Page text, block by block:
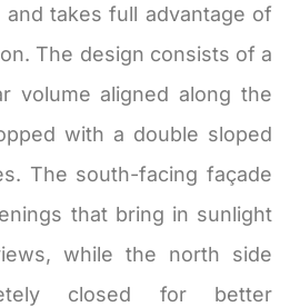
takes full advantage of
The design consists of a
volume aligned along the
with a double sloped
The south-facing façade
that bring in sunlight
while the north side
closed for better